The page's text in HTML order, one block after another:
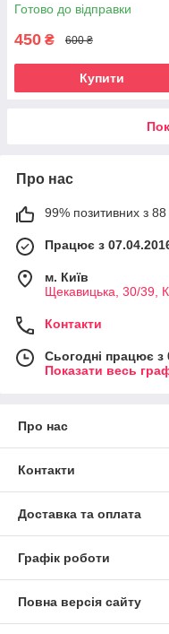
Готово до відправки
450 ₴ 600 ₴
Купити
Про нас
99% позитивних з 88
Працює з
м. Київ
Щекавицька, 30/39,
Контакти
Сьогодні працює з
Показати весь
Про нас
Контакти
Доставка та оплата
Графік роботи
Повна версія сайту